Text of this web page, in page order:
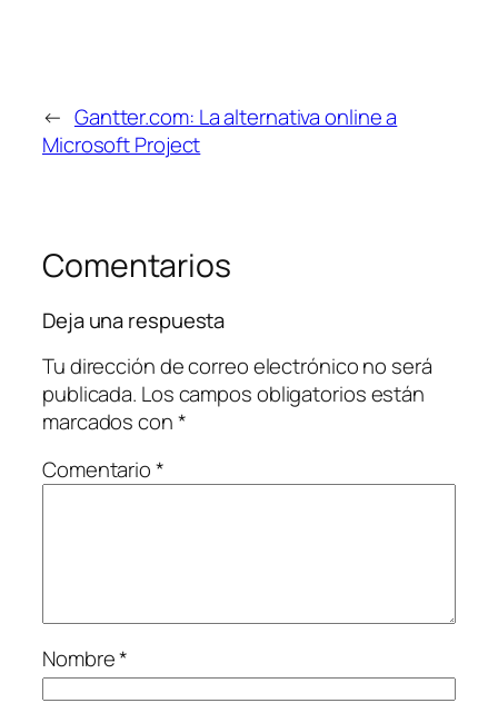
← Gantter.com: La alternativa online a
Microsoft Project
Comentarios
Deja una respuesta
Tu dirección de correo electrónico no será
publicada. Los campos obligatorios están
marcados con*
Comentario*
Nombre*